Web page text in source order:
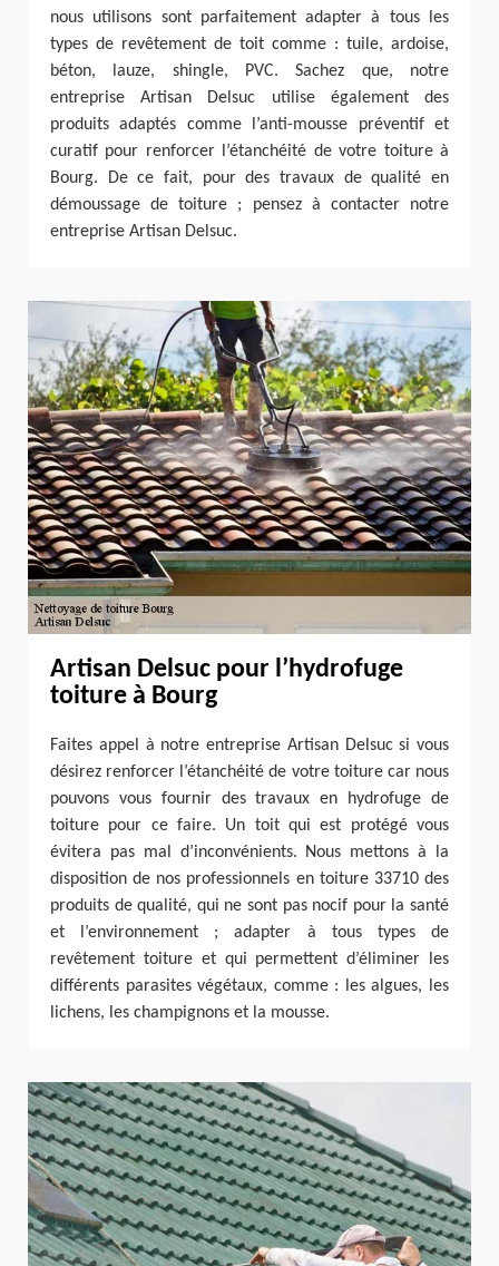
nous utilisons sont parfaitement adapter à tous les
types de revêtement de toit comme : tuile, ardoise,
béton, lauze, shingle, PVC. Sachez que, notre
entreprise Artisan Delsuc utilise également des
produits adaptés comme l’anti-mousse préventif et
curatif pour renforcer l’étanchéité de votre toiture à
Bourg. De ce fait, pour des travaux de qualité en
démoussage de toiture ; pensez à contacter notre
entreprise Artisan Delsuc.
Artisan Delsuc pour l’hydrofuge
toiture à Bourg
Faites appel à notre entreprise Artisan Delsuc si vous
désirez renforcer l’étanchéité de votre toiture car nous
pouvons vous fournir des travaux en hydrofuge de
toiture pour ce faire. Un toit qui est protégé vous
évitera pas mal d’inconvénients. Nous mettons à la
disposition de nos professionnels en toiture 33710 des
produits de qualité, qui ne sont pas nocif pour la santé
et l’environnement ; adapter à tous types de
revêtement toiture et qui permettent d’éliminer les
différents parasites végétaux, comme : les algues, les
lichens, les champignons et la mousse.